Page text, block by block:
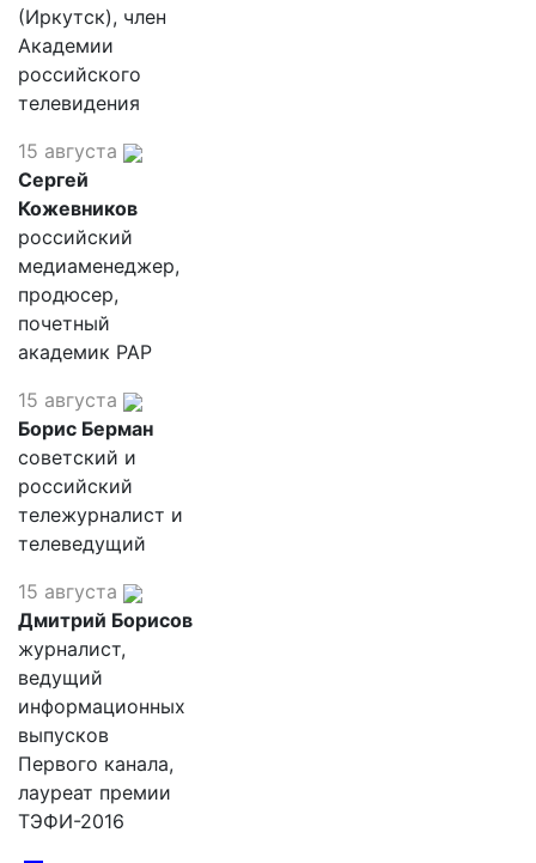
(Иркутск), член
Академии
российского
телевидения
15 августа
Сергей
Кожевников
российский
медиаменеджер,
продюсер,
почетный
академик РАР
15 августа
Борис Берман
советский и
российский
тележурналист и
телеведущий
15 августа
Дмитрий Борисов
журналист,
ведущий
информационных
выпусков
Первого канала,
лауреат премии
ТЭФИ-2016